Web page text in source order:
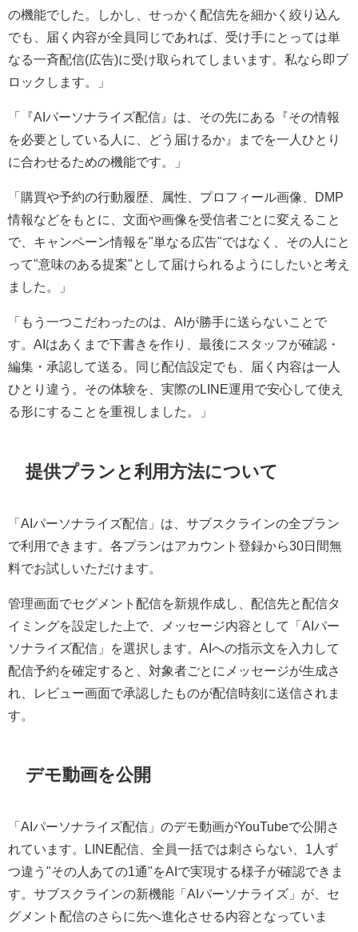
の機能でした。しかし、せっかく配信先を細かく絞り込ん
でも、届く内容が全員同じであれば、受け手にとっては単
なる一斉配信(広告)に受け取られてしまいます。私なら即ブ
ロックします。」
「『AIパーソナライズ配信』は、その先にある『その情報
を必要としている人に、どう届けるか』までを一人ひとり
に合わせるための機能です。」
「購買や予約の行動履歴、属性、プロフィール画像、DMP
情報などをもとに、文面や画像を受信者ごとに変えること
で、キャンペーン情報を"単なる広告"ではなく、その人にと
って"意味のある提案"として届けられるようにしたいと考え
ました。」
「もう一つこだわったのは、AIが勝手に送らないことで
す。AIはあくまで下書きを作り、最後にスタッフが確認・
編集・承認して送る。同じ配信設定でも、届く内容は一人
ひとり違う。その体験を、実際のLINE運用で安心して使え
る形にすることを重視しました。」
提供プランと利用方法について
「AIパーソナライズ配信」は、サブスクラインの全プラン
で利用できます。各プランはアカウント登録から30日間無
料でお試しいただけます。
管理画面でセグメント配信を新規作成し、配信先と配信タ
イミングを設定した上で、メッセージ内容として「AIパー
ソナライズ配信」を選択します。AIへの指示文を入力して
配信予約を確定すると、対象者ごとにメッセージが生成さ
れ、レビュー画面で承認したものが配信時刻に送信されま
す。
デモ動画を公開
「AIパーソナライズ配信」のデモ動画がYouTubeで公開さ
れています。LINE配信、全員一括では刺さらない、1人ず
つ違う"その人あての1通"をAIで実現する様子が確認できま
す。サブスクラインの新機能「AIパーソナライズ」が、セ
グメント配信のさらに先へ進化させる内容となっていま